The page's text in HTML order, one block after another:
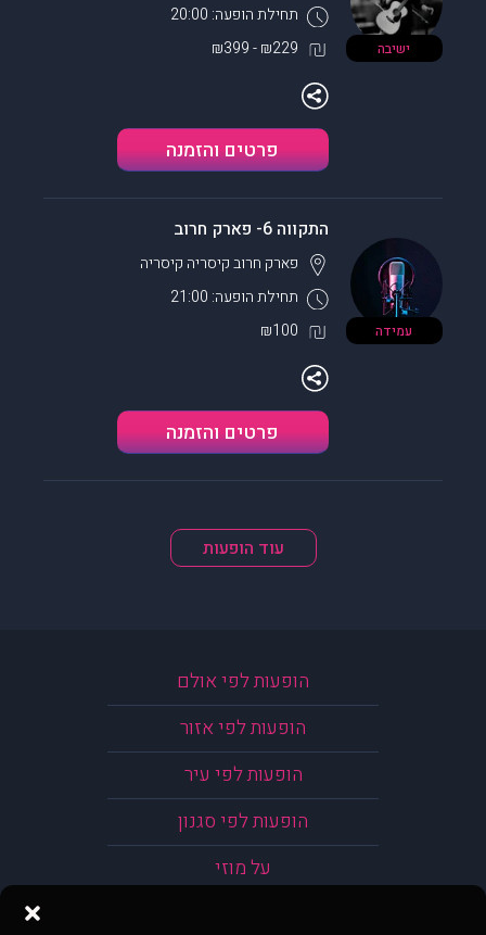
ישיבה
תחילת הופעה: 20:00
₪229 - ₪399
פרטים והזמנה
עמידה
התקווה 6- פארק חרוב
תחילת הופעה: 21:00
פארק חרוב קיסריה קיסריה
₪100
פרטים והזמנה
עוד הופעות
הופעות לפי אולם
הופעות לפי אזור
הופעות לפי עיר
הופעות לפי סגנון
על מוזי